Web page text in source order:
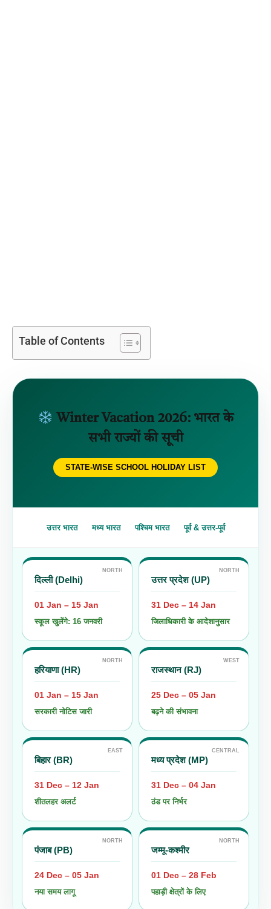
Table of Contents
Winter Vacation 2026: भारत के
सभी राज्यों की सूची
STATE-WISE SCHOOL HOLIDAY LIST
उत्तर भारत मध्य भारत पश्चिम भारत पूर्व & उत्तर-पूर्व
NORTH
दिल्ली (Delhi)
01 Jan – 15 Jan
स्कूल खुलेंगे: 16 जनवरी
NORTH
उत्तर प्रदेश (UP)
31 Dec – 14 Jan
जिलाधिकारी के आदेशानुसार
NORTH
हरियाणा (HR)
01 Jan – 15 Jan
सरकारी नोटिस जारी
WEST
राजस्थान (RJ)
25 Dec – 05 Jan
बढ़ने की संभावना
EAST
बिहार (BR)
31 Dec – 12 Jan
शीतलहर अलर्ट
CENTRAL
मध्य प्रदेश (MP)
31 Dec – 04 Jan
ठंड पर निर्भर
NORTH
पंजाब (PB)
24 Dec – 05 Jan
नया समय लागू
NORTH
जम्मू-कश्मीर
01 Dec – 28 Feb
पहाड़ी क्षेत्रों के लिए